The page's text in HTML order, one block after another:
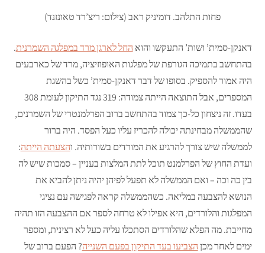
פחות התלהב. דומיניק ראב (צילום: ריצ’רד טאונזנד)
דאנקן-סמית’ ושות’ התעקשו והוא החל לארגן מרד במפלגה השמרנית.
בהתחשב בתמיכה הגורפת של מפלגות האופוזיציה, מרד של כארבעים
היה אמור להספיק. בסופו של דבר דאנקן-סמית’ כשל בהשגת
המספרים, אבל התוצאה הייתה צמודה: 319 נגד התיקון לעומת 308
בעדו. זה ניצחון כל-כך צמוד בהתחשב ברוב הפרלמנטרי של השמרנים,
שהממשלה מבחינתה יכולה להכריז עליו כעל הפסד. היה ברור
לממשלה שיש צורך להרגיע את המורדים בשורותיה. והצעתה הייתה:
ועדת החוץ של הפרלמנט תוכל לתת המלצות בעניין – סמכות שיש לה
בין כה וכה – ואם הממשלה לא תפעל לפיהן יהיה ניתן להביא את
הנושא להצבעה במליאה. כשהממשלה קראה לפגישה עם נציגי
המפלגות והלורדים, היא אפילו לא טרחה לספר אם ההצבעה הזו תהיה
מחייבת. מה הפלא שהלורדים הסתכלו עליה כעל לא רצינית, ומספר
ימים לאחר מכןהצביעו בעד התיקון בפעם השנייה? הפעם ברוב של